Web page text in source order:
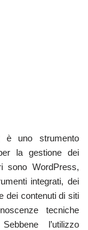
è uno strumento
la gestione dei
sono WordPress,
integrati, dei
dei contenuti di siti
tecniche
l’utilizzo